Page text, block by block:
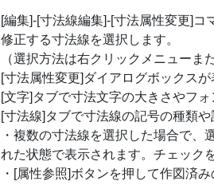
[編集]-[寸法線編集]-[寸法属性変更]コ
修正する寸法線を選択します。
（選択方法は右クリックメニューま
[寸法属性変更]ダイアログボックスが
[文字]タブで寸法文字の大きさやフォ
[寸法線]タブで寸法線の記号の種類
・複数の寸法線を選択した場合で
れた状態で表示されます。チェック
・[属性参照]ボタンを押して作図済